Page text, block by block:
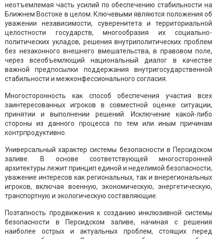
неотъемлемая часть усилий по обеспечению стабильности на
Ближнем Востоке в целом. Ключевыми являются положения об
уважении независимости, суверенитета и территориальной
целостности государств, многообразия их социально-
политических укладов, решения внутриполитических проблем
без незаконного внешнего вмешательства, в правовом поле,
через всеобъемлющий национальный диалог в качестве
важной предпосылки поддержания внутригосударственной
стабильности и межконфессионального согласия.
Многосторонность как способ обеспечения участия всех
заинтересованных игроков в совместной оценке ситуации,
принятии и выполнении решений. Исключение какой-либо
стороны из данного процесса по тем или иным причинам
контрпродуктивно.
Универсальный характер системы безопасности в Персидском
заливе. В основе соответствующей многосторонней
архитектуры лежит принцип единой и неделимой безопасности,
уважение интересов как региональных, так и внерегиональных
игроков, включая военную, экономическую, энергетическую,
транспортную и экологическую составляющие.
Поэтапность продвижения к созданию инклюзивной системы
безопасности в Персидском заливе, начиная с решения
наиболее острых и актуальных проблем, стоящих перед